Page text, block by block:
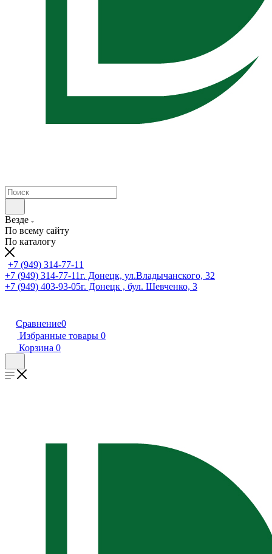
Везде
По всему сайту
По каталогу
+7 (949) 314-77-11
+7 (949) 314-77-11г. Донецк, ул.Владычанского, 32
+7 (949) 403-93-05г. Донецк , бул. Шевченко, 3
Сравнение0
Избранные товары 0
Корзина 0